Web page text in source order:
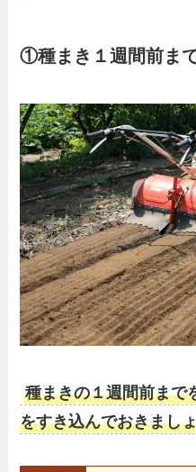
①種まき１週間前ま
種まきの１週間前まで
をすき込んでおきまし